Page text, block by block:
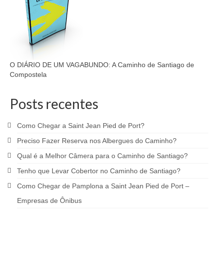
O DIÁRIO DE UM VAGABUNDO: A Caminho de Santiago de
Compostela
Posts recentes
Como Chegar a Saint Jean Pied de Port?
Preciso Fazer Reserva nos Albergues do Caminho?
Qual é a Melhor Câmera para o Caminho de Santiago?
Tenho que Levar Cobertor no Caminho de Santiago?
Como Chegar de Pamplona a Saint Jean Pied de Port –
Empresas de Ônibus